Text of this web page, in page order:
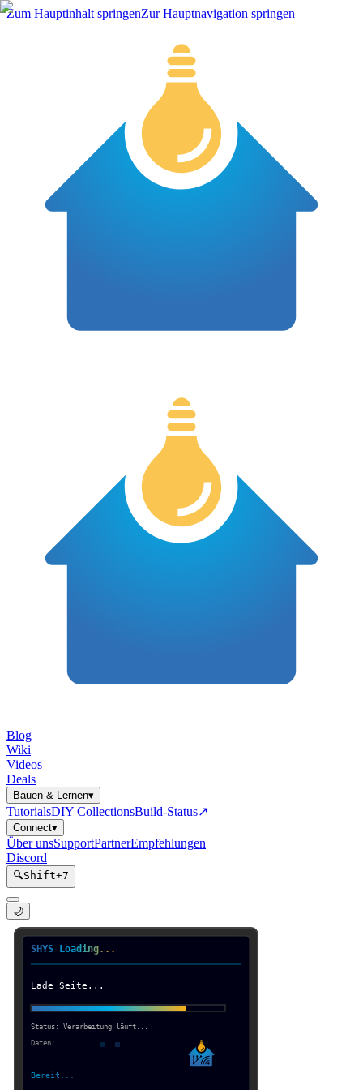
Zum Hauptinhalt springenZur Hauptnavigation springen
Blog
Wiki
Videos
Deals
Bauen & Lernen▾
TutorialsDIY CollectionsBuild-Status↗
Connect▾
Über unsSupportPartnerEmpfehlungen
Discord
🔍Shift+7
🌙
SHYS Loading...
Lade Seite...
Status: Verarbeitung läuft...
Daten:
Bereit...